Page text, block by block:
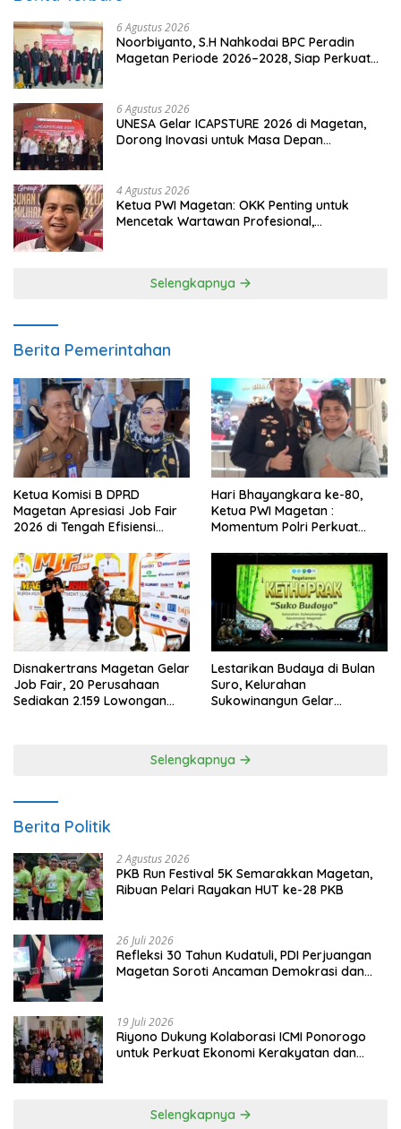
6 Agustus 2026
Noorbiyanto, S.H Nahkodai BPC Peradin
Magetan Periode 2026–2028, Siap Perkuat
6 Agustus 2026
UNESA Gelar ICAPSTURE 2026 di Magetan,
Dorong Inovasi untuk Masa Depan
4 Agustus 2026
Ketua PWI Magetan: OKK Penting untuk
Mencetak Wartawan Profesional,
Selengkapnya
Berita Pemerintahan
Ketua Komisi B DPRD
Magetan Apresiasi Job Fair
2026 di Tengah Efisiensi
Hari Bhayangkara ke-80,
Ketua PWI Magetan :
Momentum Polri Perkuat
Disnakertrans Magetan Gelar
Job Fair, 20 Perusahaan
Sediakan 2.159 Lowongan
Lestarikan Budaya di Bulan
Suro, Kelurahan
Sukowinangun Gelar
Selengkapnya
Berita Politik
2 Agustus 2026
PKB Run Festival 5K Semarakkan Magetan,
Ribuan Pelari Rayakan HUT ke-28 PKB
26 Juli 2026
Refleksi 30 Tahun Kudatuli, PDI Perjuangan
Magetan Soroti Ancaman Demokrasi dan
19 Juli 2026
Riyono Dukung Kolaborasi ICMI Ponorogo
untuk Perkuat Ekonomi Kerakyatan dan
Selengkapnya